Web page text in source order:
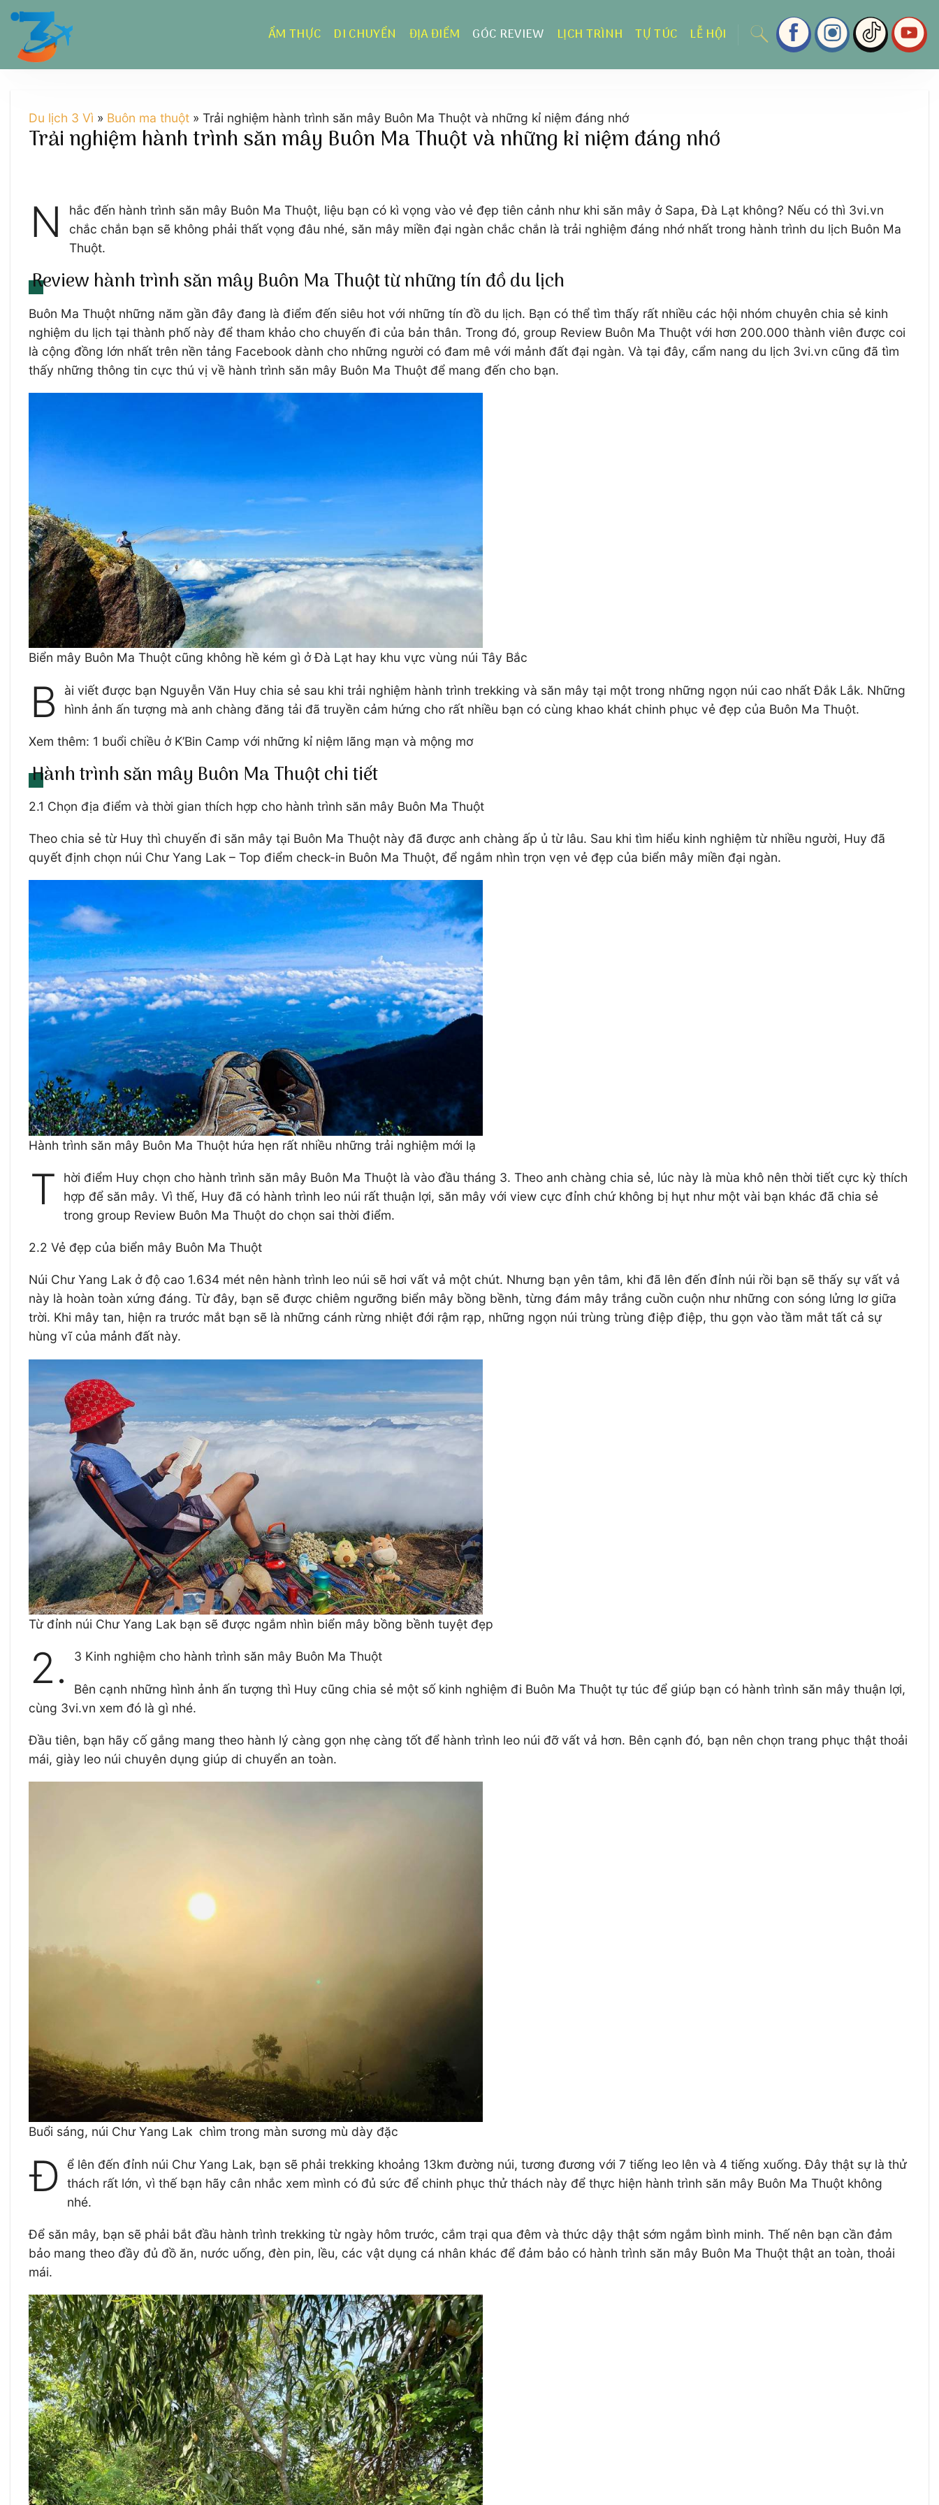
Chuyển
dung
ẨM THỰC DI CHUYỂN ĐỊA ĐIỂM GÓC REVIEW LỊCH TRÌNH TỰ TÚC LỄ HỘI
Du lịch 3 Vì » Buôn ma thuột »Trải nghiệm hành trình săn mây Buôn Ma Thuột và những kỉ niệm đáng nhớ
Trải nghiệm hành trình săn mây Buôn Ma Thuột và những kỉ niệm đáng nhớ
N
hắc đến hành trình săn mây Buôn Ma Thuột, liệu bạn có kì vọng vào vẻ đẹp tiên cảnh như khi săn mây ở Sapa, Đà Lạt không? Nếu có thì 3vi.vn
chắc chắn bạn sẽ không phải thất vọng đâu nhé, săn mây miền đại ngàn chắc chắn là trải nghiệm đáng nhớ nhất trong hành trình du lịch Buôn Ma
Thuột.
Review hành trình săn mây Buôn Ma Thuột từ những tín đồ du lịch
Buôn Ma Thuột những năm gần đây đang là điểm đến siêu hot với những tín đồ du lịch. Bạn có thể tìm thấy rất nhiều các hội nhóm chuyên chia sẻ kinh
nghiệm du lịch tại thành phố này để tham khảo cho chuyến đi của bản thân. Trong đó, group Review Buôn Ma Thuột với hơn 200.000 thành viên được coi
là cộng đồng lớn nhất trên nền tảng Facebook dành cho những người có đam mê với mảnh đất đại ngàn. Và tại đây, cẩm nang du lịch 3vi.vn cũng đã tìm
thấy những thông tin cực thú vị về hành trình săn mây Buôn Ma Thuột để mang đến cho bạn.
Biển mây Buôn Ma Thuột cũng không hề kém gì ở Đà Lạt hay khu vực vùng núi Tây Bắc
B
ài viết được bạn Nguyễn Văn Huy chia sẻ sau khi trải nghiệm hành trình trekking và săn mây tại một trong những ngọn núi cao nhất Đắk Lắk. Những
hình ảnh ấn tượng mà anh chàng đăng tải đã truyền cảm hứng cho rất nhiều bạn có cùng khao khát chinh phục vẻ đẹp của Buôn Ma Thuột.
Xem thêm: 1 buổi chiều ở K’Bin Camp với những kỉ niệm lãng mạn và mộng mơ
Hành trình săn mây Buôn Ma Thuột chi tiết
2.1 Chọn địa điểm và thời gian thích hợp cho hành trình săn mây Buôn Ma Thuột
Theo chia sẻ từ Huy thì chuyến đi săn mây tại Buôn Ma Thuột này đã được anh chàng ấp ủ từ lâu. Sau khi tìm hiểu kinh nghiệm từ nhiều người, Huy đã
quyết định chọn núi Chư Yang Lak – Top điểm check-in Buôn Ma Thuột, để ngắm nhìn trọn vẹn vẻ đẹp của biển mây miền đại ngàn.
Hành trình săn mây Buôn Ma Thuột hứa hẹn rất nhiều những trải nghiệm mới lạ
T
hời điểm Huy chọn cho hành trình săn mây Buôn Ma Thuột là vào đầu tháng 3. Theo anh chàng chia sẻ, lúc này là mùa khô nên thời tiết cực kỳ thích
hợp để săn mây. Vì thế, Huy đã có hành trình leo núi rất thuận lợi, săn mây với view cực đỉnh chứ không bị hụt như một vài bạn khác đã chia sẻ
trong group Review Buôn Ma Thuột do chọn sai thời điểm.
2.2 Vẻ đẹp của biển mây Buôn Ma Thuột
Núi Chư Yang Lak ở độ cao 1.634 mét nên hành trình leo núi sẽ hơi vất vả một chút. Nhưng bạn yên tâm, khi đã lên đến đỉnh núi rồi bạn sẽ thấy sự vất vả
này là hoàn toàn xứng đáng. Từ đây, bạn sẽ được chiêm ngưỡng biển mây bồng bềnh, từng đám mây trắng cuồn cuộn như những con sóng lửng lơ giữa
trời. Khi mây tan, hiện ra trước mắt bạn sẽ là những cánh rừng nhiệt đới rậm rạp, những ngọn núi trùng trùng điệp điệp, thu gọn vào tầm mắt tất cả sự
hùng vĩ của mảnh đất này.
Từ đỉnh núi Chư Yang Lak bạn sẽ được ngắm nhìn biển mây bồng bềnh tuyệt đẹp
2. 3 Kinh nghiệm cho hành trình săn mây Buôn Ma Thuột
Bên cạnh những hình ảnh ấn tượng thì Huy cũng chia sẻ một số kinh nghiệm đi Buôn Ma Thuột tự túc để giúp bạn có hành trình săn mây thuận lợi,
cùng 3vi.vn xem đó là gì nhé.
Đầu tiên, bạn hãy cố gắng mang theo hành lý càng gọn nhẹ càng tốt để hành trình leo núi đỡ vất vả hơn. Bên cạnh đó, bạn nên chọn trang phục thật thoải
mái, giày leo núi chuyên dụng giúp di chuyển an toàn.
Buổi sáng, núi Chư Yang Lak chìm trong màn sương mù dày đặc
Đ
ể lên đến đỉnh núi Chư Yang Lak, bạn sẽ phải trekking khoảng 13km đường núi, tương đương với 7 tiếng leo lên và 4 tiếng xuống. Đây thật sự là thử
thách rất lớn, vì thế bạn hãy cân nhắc xem mình có đủ sức để chinh phục thử thách này để thực hiện hành trình săn mây Buôn Ma Thuột không
nhé.
Để săn mây, bạn sẽ phải bắt đầu hành trình trekking từ ngày hôm trước, cắm trại qua đêm và thức dậy thật sớm ngắm bình minh. Thế nên bạn cần đảm
bảo mang theo đầy đủ đồ ăn, nước uống, đèn pin, lều, các vật dụng cá nhân khác để đảm bảo có hành trình săn mây Buôn Ma Thuột thật an toàn, thoải
mái.